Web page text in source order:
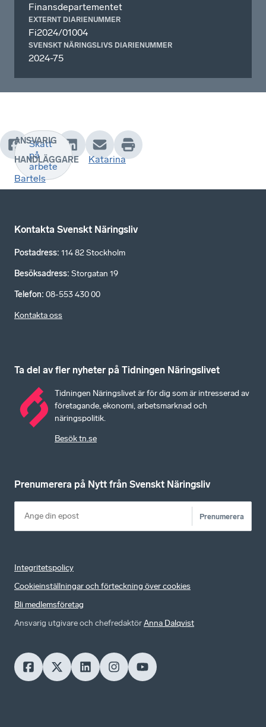
Finansdepartementet
EXTERNT DIARIENUMMER
Fi2024/01004
SVENSKT NÄRINGSLIVS DIARIENUMMER
2024-75
.
Skatt
på
arbete
ANSVARIG
HANDLÄGGARE
Katarina
Bartels
Kontakta Svenskt Näringsliv
Postadress: 114 82 Stockholm
Besöksadress: Storgatan 19
Telefon: 08-553 430 00
Kontakta oss
Ta del av fler nyheter på Tidningen Näringslivet
Tidningen Näringslivet är för dig som är intresserad av
företagande, ekonomi, arbetsmarknad och
näringspolitik.
Besök tn.se
Prenumerera på Nytt från Svenskt Näringsliv
Prenumerera
Integritetspolicy
Cookieinställningar och förteckning över cookies
Bli medlemsföretag
Ansvarig utgivare och chefredaktörAnna Dalqvist